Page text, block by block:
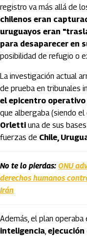
registro va más allá de
chilenos eran
uruguayos eran
para desaparecer en
posibilidad de refugio o
La investigación actual
de prueba en tribunales
el epicentro operativo
que albergaba (siendo
Orletti una de sus
fuerzas de Chile,
No te lo pierdas: ONU
derechos humanos
Irán
Además, el plan operaba
inteligencia,